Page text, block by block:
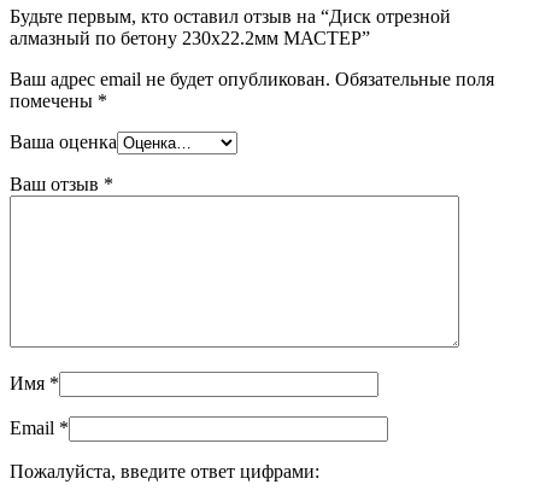
Будьте первым, кто оставил отзыв на “Диск отрезной
алмазный по бетону 230х22.2мм МАСТЕР”
Ваш адрес email не будет опубликован. Обязательные поля
помечены *
Ваша оценка
Ваш отзыв *
Имя *
Email *
Пожалуйста, введите ответ цифрами: